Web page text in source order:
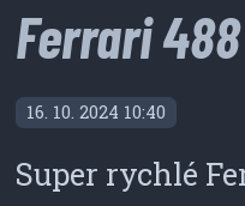
Ferrari 488
16. 10. 2024 10:40
Super rychlé